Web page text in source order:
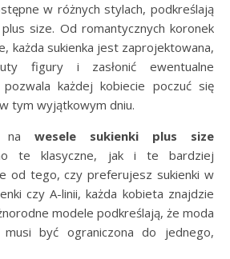
w różnych stylach, podkreślają
size. Od romantycznych koronek
każda sukienka jest zaprojektowana,
figury i zasłonić ewentualne
pozwala każdej kobiecie poczuć się
tym wyjątkowym dniu.
na wesele sukienki plus size
te klasyczne, jak i te bardziej
od tego, czy preferujesz sukienki w
czy A-linii, każda kobieta znajdzie
modele podkreślają, że moda
być ograniczona do jednego,